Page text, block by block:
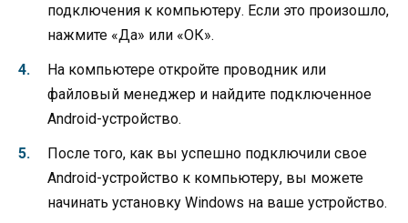
подключения к компьютеру. Если это произошло,
нажмите «Да» или «ОК».
На компьютере откройте проводник или
файловый менеджер и найдите подключенное
Android-устройство.
После того, как вы успешно подключили свое
Android-устройство к компьютеру, вы можете
начинать установку Windows на ваше устройство.